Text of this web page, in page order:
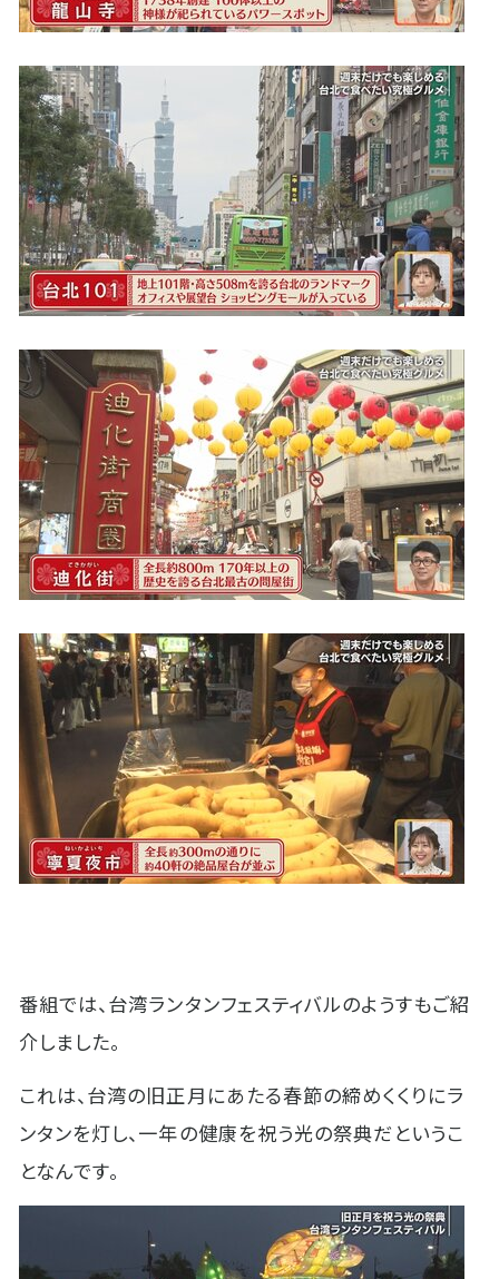
番組では、台湾ランタンフェスティバルのようすもご紹
介しました。
これは、台湾の旧正月にあたる春節の締めくくりにラ
ンタンを灯し、一年の健康を祝う光の祭典だというこ
となんです。